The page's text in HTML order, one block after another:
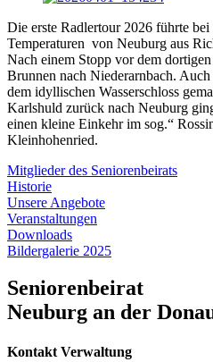
Die erste Radlertour 2026 führte bei
Temperaturen von Neuburg aus
Nach einem Stopp vor dem
Brunnen nach Niederarnbach.
dem idyllischen Wasserschloss
Karlshuld zurück nach Neuburg
einen kleine Einkehr im sog.“
Kleinhohenried.
Mitglieder des Seniorenbeirats
Historie
Unsere Angebote
Veranstaltungen
Downloads
Bildergalerie 2025
Seniorenbeirat
Neuburg an der
Kontakt Verwaltung